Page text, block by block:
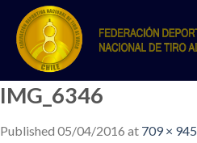
content
IMG_6346
Published 05/04/2016 at 709 × 945